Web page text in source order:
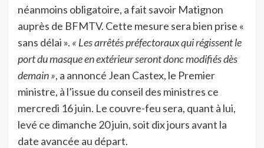
néanmoins obligatoire, a fait savoir Matignon
auprès de BFMTV. Cette mesure sera bien prise «
sans délai ». « Les arrêtés préfectoraux qui régissent le
port du masque en extérieur seront donc modifiés dès
demain », a annoncé Jean Castex, le Premier
ministre, à l’issue du conseil des ministres ce
mercredi 16 juin. Le couvre-feu sera, quant à lui,
levé ce dimanche 20 juin, soit dix jours avant la
date avancée au départ.